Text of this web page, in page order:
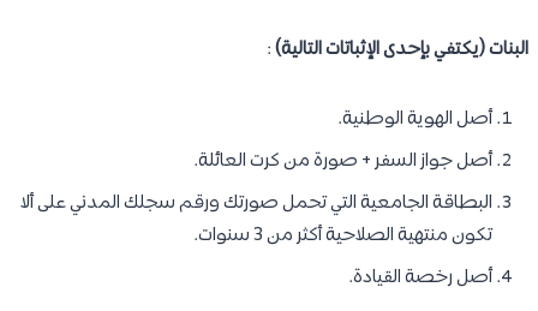
البنات (يكتفي بإحدى الإثباتات التالية):
أصل الهوية الوطنية.
أصل جواز السفر + صورة من كرت العائلة.
البطاقة الجامعية التي تحمل صورتك ورقم سجلك المدني على ألا
تكون منتهية الصلاحية أكثر من 3 سنوات.
أصل رخصة القيادة.